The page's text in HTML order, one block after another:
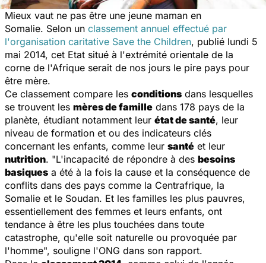
Mieux vaut ne pas être une jeune maman en
Somalie. Selon un classement annuel effectué par
l'organisation caritative Save the Children, publié lundi 5
mai 2014, cet Etat situé à l'extrémité orientale de la
corne de l'Afrique serait de nos jours le pire pays pour
être mère.
Ce classement compare les conditions dans lesquelles
se trouvent les mères de famille dans 178 pays de la
planète, étudiant notamment leur état de santé, leur
niveau de formation et ou des indicateurs clés
concernant les enfants, comme leur santé et leur
nutrition. "L'incapacité de répondre à des besoins
basiques a été à la fois la cause et la conséquence de
conflits dans des pays comme la Centrafrique, la
Somalie et le Soudan. Et les familles les plus pauvres,
essentiellement des femmes et leurs enfants, ont
tendance à être les plus touchées dans toute
catastrophe, qu'elle soit naturelle ou provoquée par
l'homme", souligne l'ONG dans son rapport.